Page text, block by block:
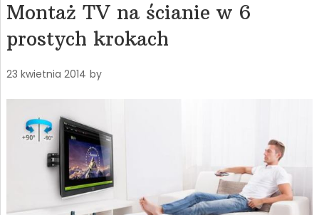
Montaż TV na ścianie w 6
prostych krokach
23 kwietnia 2014 by